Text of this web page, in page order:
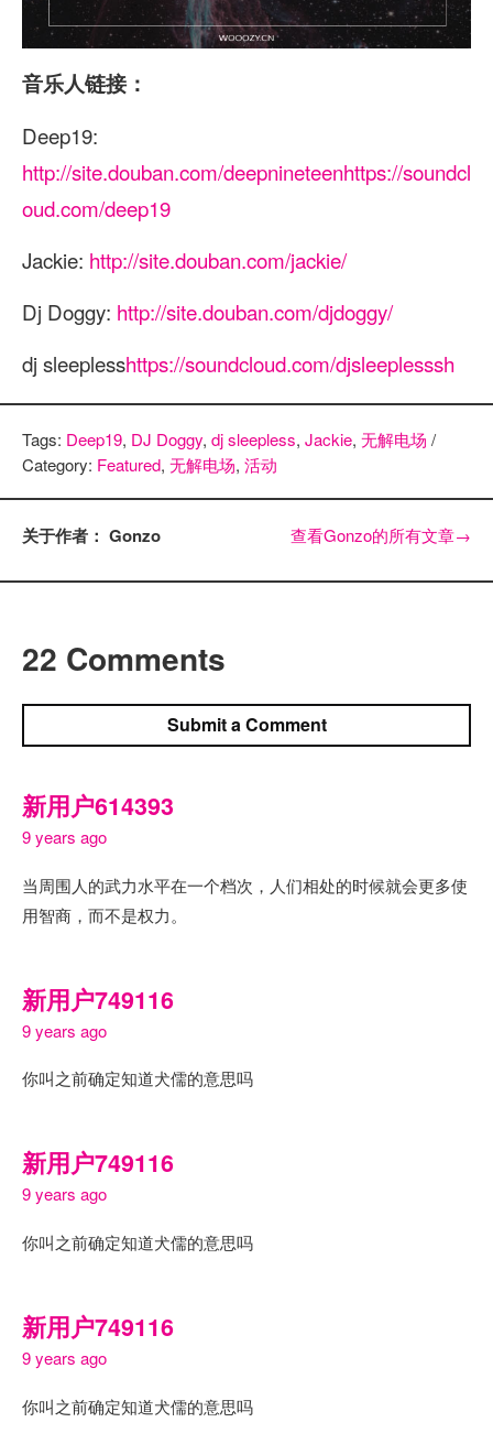
音乐人链接：
Deep19:
http://site.douban.com/deepnineteenhttps://soundcl
oud.com/deep19
Jackie: http://site.douban.com/jackie/
Dj Doggy: http://site.douban.com/djdoggy/
dj sleeplesshttps://soundcloud.com/djsleeplesssh
Tags: Deep19, DJ Doggy, dj sleepless, Jackie, 无解电场 /
Category: Featured, 无解电场, 活动
关于作者： Gonzo 查看Gonzo的所有文章→
22 Comments
Submit a Comment
新用户614393
9 years ago
当周围人的武力水平在一个档次，人们相处的时候就会更多使
用智商，而不是权力。
新用户749116
9 years ago
你叫之前确定知道犬儒的意思吗
新用户749116
9 years ago
你叫之前确定知道犬儒的意思吗
新用户749116
9 years ago
你叫之前确定知道犬儒的意思吗